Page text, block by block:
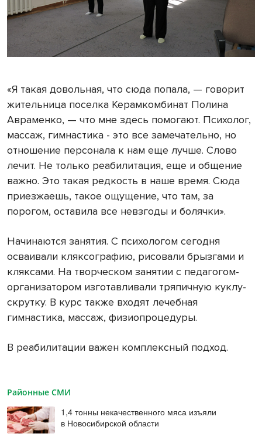
«Я такая довольная, что сюда попала, — говорит
жительница поселка Керамкомбинат Полина
Авраменко, — что мне здесь помогают. Психолог,
массаж, гимнастика - это все замечательно, но
отношение персонала к нам еще лучше. Слово
лечит. Не только реабилитация, еще и общение
важно. Это такая редкость в наше время. Сюда
приезжаешь, такое ощущение, что там, за
порогом, оставила все невзгоды и болячки».
Начинаются занятия. С психологом сегодня
осваивали кляксографию, рисовали брызгами и
кляксами. На творческом занятии с педагогом-
организатором изготавливали тряпичную куклу-
скрутку. В курс также входят лечебная
гимнастика, массаж, физиопроцедуры.
В реабилитации важен комплексный подход.
Районные СМИ
1,4 тонны некачественного мяса изъяли
в Новосибирской области